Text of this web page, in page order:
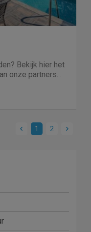
Bekijk hier het
onze partners. .
1 2